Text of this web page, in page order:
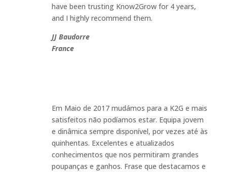
have been trusting Know2Grow for 4 years,
and I highly recommend them.
JJ Baudorre
France
Em Maio de 2017 mudámos para a K2G e mais
satisfeitos não podíamos estar. Equipa jovem
e dinâmica sempre disponível, por vezes até às
quinhentas. Excelentes e atualizados
conhecimentos que nos permitiram grandes
poupanças e ganhos. Frase que destacamos e